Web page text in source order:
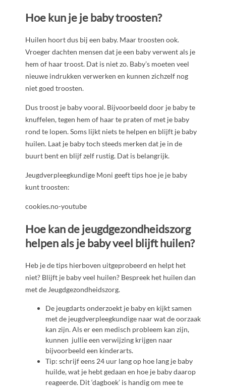
Hoe kun je je baby troosten?
Huilen hoort dus bij een baby. Maar troosten ook.
Vroeger dachten mensen dat je een baby verwent als je
hem of haar troost. Dat is niet zo. Baby’s moeten veel
nieuwe indrukken verwerken en kunnen zichzelf nog
niet goed troosten.
Dus troost je baby vooral. Bijvoorbeeld door je baby te
knuffelen, tegen hem of haar te praten of met je baby
rond te lopen. Soms lijkt niets te helpen en blijft je baby
huilen. Laat je baby toch steeds merken dat je in de
buurt bent en blijf zelf rustig. Dat is belangrijk.
Jeugdverpleegkundige Moni geeft tips hoe je je baby
kunt troosten:
cookies.no-youtube
Hoe kan de jeugdgezondheidszorg
helpen als je baby veel blijft huilen?
Heb je de tips hierboven uitgeprobeerd en helpt het
niet? Blijft je baby veel huilen? Bespreek het huilen dan
met de Jeugdgezondheidszorg.
De jeugdarts onderzoekt je baby en kijkt samen
met de jeugdverpleegkundige naar wat de oorzaak
kan zijn. Als er een medisch probleem kan zijn,
kunnen jullie een verwijzing krijgen naar
bijvoorbeeld een kinderarts.
Tip: schrijf eens 24 uur lang op hoe lang je baby
huilde, wat je hebt gedaan en hoe je baby daarop
reageerde. Dit ‘dagboek’ is handig om mee te